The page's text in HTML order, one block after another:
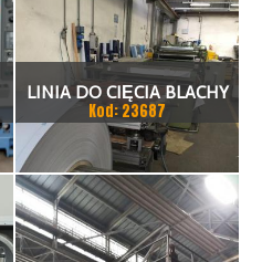
LINIA DO CIĘCIA BLACHY
1.500 X 1,5 (2,5) MM
Kod: 23687